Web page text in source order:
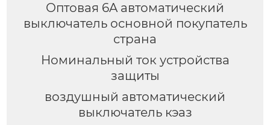
Оптовая 6A автоматический
выключатель основной покупатель
страна
Номинальный ток устройства
защиты
воздушный автоматический
выключатель кэаз